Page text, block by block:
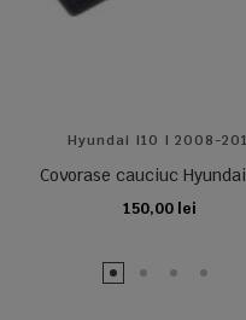
Hyundai I10 I 2008-
Covorase cauciuc
150,00 lei
ADAUGA IN COS